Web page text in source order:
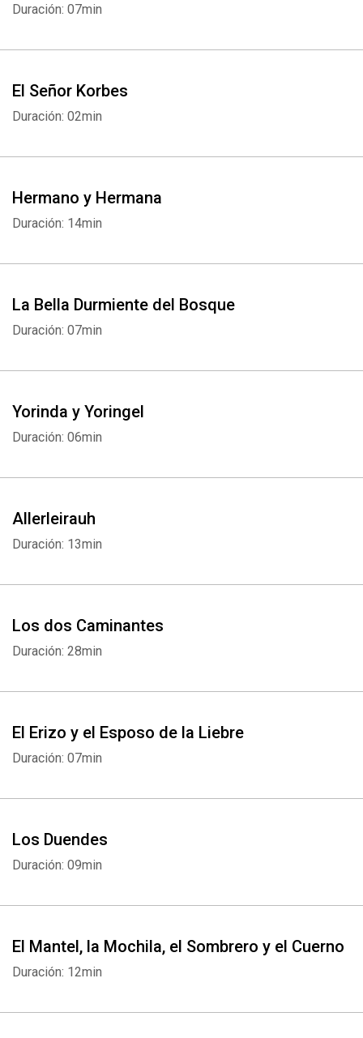
Duración: 07min
El Señor Korbes
Duración: 02min
Hermano y Hermana
Duración: 14min
La Bella Durmiente del Bosque
Duración: 07min
Yorinda y Yoringel
Duración: 06min
Allerleirauh
Duración: 13min
Los dos Caminantes
Duración: 28min
El Erizo y el Esposo de la Liebre
Duración: 07min
Los Duendes
Duración: 09min
El Mantel, la Mochila, el Sombrero y el Cuerno
Duración: 12min